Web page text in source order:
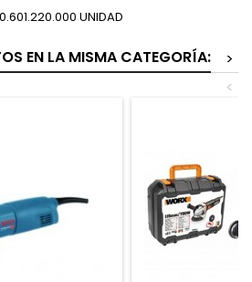
UNIDAD
EN LA MISMA CATEGORÍA:
>
<